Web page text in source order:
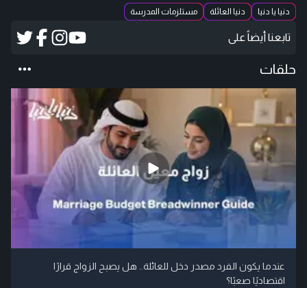
دنيا يا دنيا دنيا العائلة مستلزمات المدرسة
تابعنا أيضاً على
حلقات
عندما يكون الفرد مصدر دخل للعائلة.. هل يصبح الزواج قرارًا
اقتصاديًا صعبًا؟